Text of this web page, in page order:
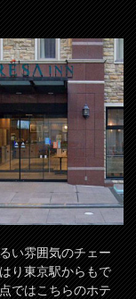
い雰囲気のチェー
り東京駅からもで
ではこちらのホテ